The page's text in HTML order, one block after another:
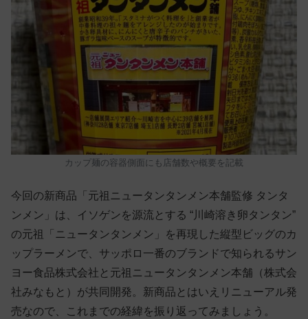
カップ麺の容器側面にも店舗数や概要を記載
今回の新商品「元祖ニュータンタンメン本舗監修 タンタ
ンメン」は、イソゲンを源流とする “川崎溶き卵タンタン”
の元祖「ニュータンタンメン」を再現した縦型ビッグのカ
ップラーメンで、サッポロ一番のブランドで知られるサン
ヨー食品株式会社と元祖ニュータンタンメン本舗（株式会
社みなもと）が共同開発。新商品とはいえリニューアル発
売なので、これまでの経緯を振り返ってみましょう。